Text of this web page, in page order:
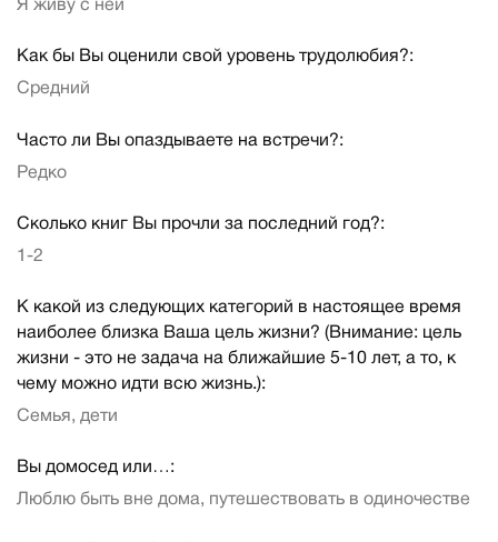
Я живу с ней
Как бы Вы оценили свой уровень трудолюбия?:
Средний
Часто ли Вы опаздываете на встречи?:
Редко
Сколько книг Вы прочли за последний год?:
1-2
К какой из следующих категорий в настоящее время
наиболее близка Ваша цель жизни? (Внимание: цель
жизни - это не задача на ближайшие 5-10 лет, а то, к
чему можно идти всю жизнь.):
Семья, дети
Вы домосед или…:
Люблю быть вне дома, путешествовать в одиночестве